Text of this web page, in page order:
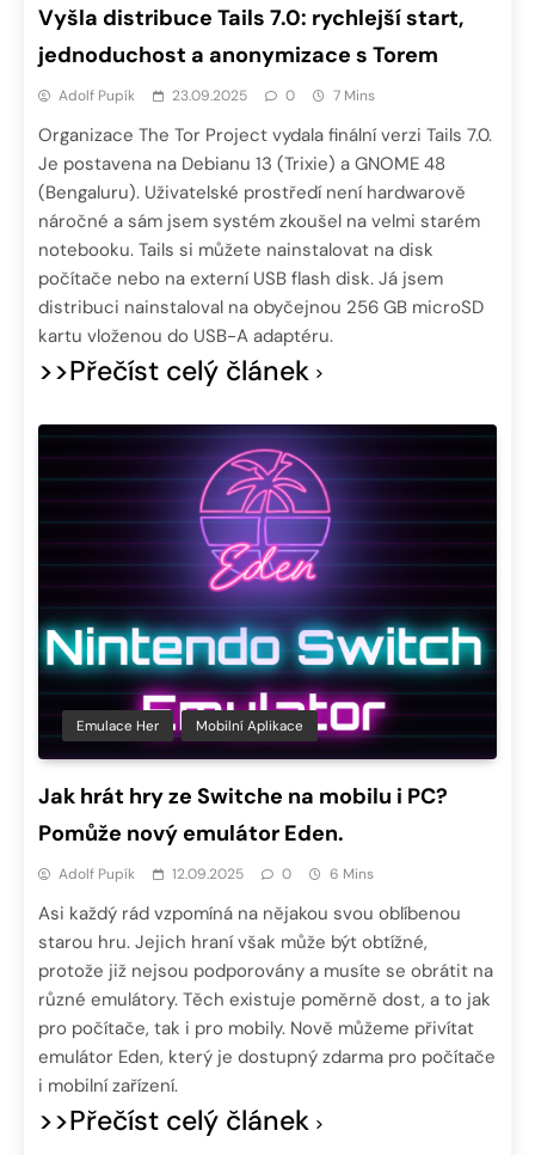
Vyšla distribuce Tails 7.0: rychlejší start,
jednoduchost a anonymizace s Torem
Adolf Pupík 23.09.2025 0 7 Mins
Organizace The Tor Project vydala finální verzi Tails 7.0.
Je postavena na Debianu 13 (Trixie) a GNOME 48
(Bengaluru). Uživatelské prostředí není hardwarově
náročné a sám jsem systém zkoušel na velmi starém
notebooku. Tails si můžete nainstalovat na disk
počítače nebo na externí USB flash disk. Já jsem
distribuci nainstaloval na obyčejnou 256 GB microSD
kartu vloženou do USB-A adaptéru.
>>Přečíst celý článek
Emulace Her Mobilní Aplikace
Jak hrát hry ze Switche na mobilu i PC?
Pomůže nový emulátor Eden.
Adolf Pupík 12.09.2025 0 6 Mins
Asi každý rád vzpomíná na nějakou svou oblíbenou
starou hru. Jejich hraní však může být obtížné,
protože již nejsou podporovány a musíte se obrátit na
různé emulátory. Těch existuje poměrně dost, a to jak
pro počítače, tak i pro mobily. Nově můžeme přivítat
emulátor Eden, který je dostupný zdarma pro počítače
i mobilní zařízení.
>>Přečíst celý článek